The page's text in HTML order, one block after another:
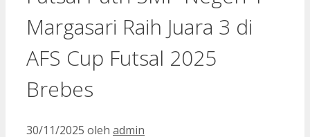
Margasari Raih Juara 3 di
AFS Cup Futsal 2025
Brebes
30/11/2025 oleh admin